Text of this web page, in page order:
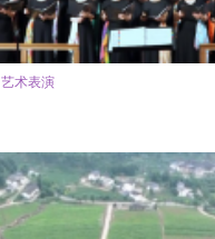
艺术表演